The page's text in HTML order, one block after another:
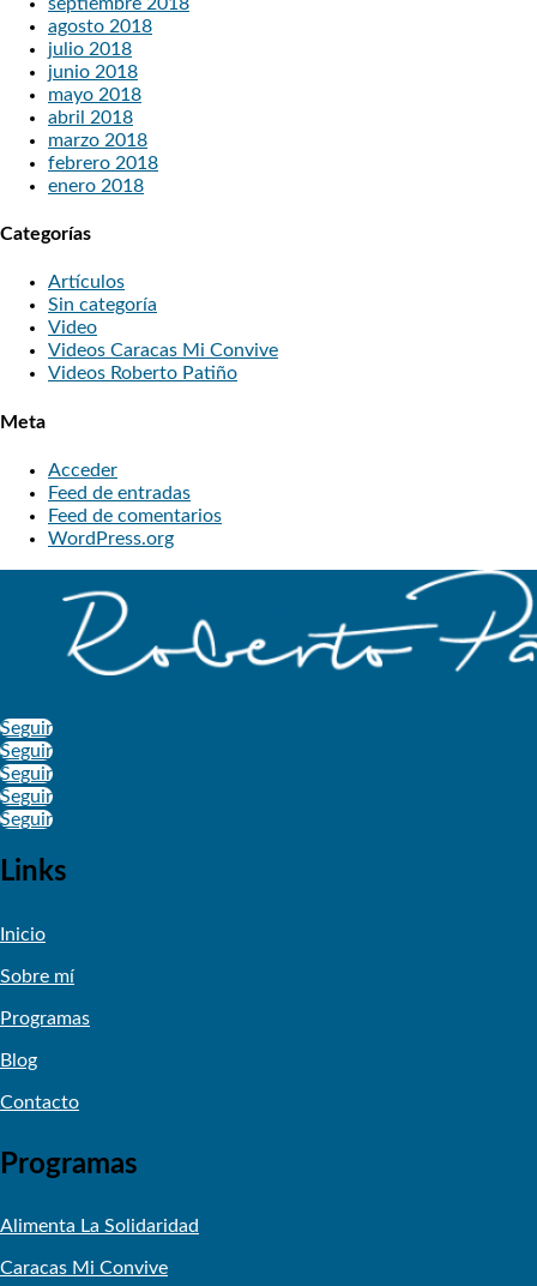
agosto 2018
julio 2018
junio 2018
mayo 2018
abril 2018
marzo 2018
febrero 2018
enero 2018
Categorías
Artículos
Sin categoría
Video
Videos Caracas Mi Convive
Videos Roberto Patiño
Meta
Acceder
Feed de entradas
Feed de comentarios
WordPress.org
Seguir
Seguir
Seguir
Seguir
Seguir
Links
Inicio
Sobre mí
Programas
Blog
Contacto
Programas
Alimenta La Solidaridad
Caracas Mi Convive